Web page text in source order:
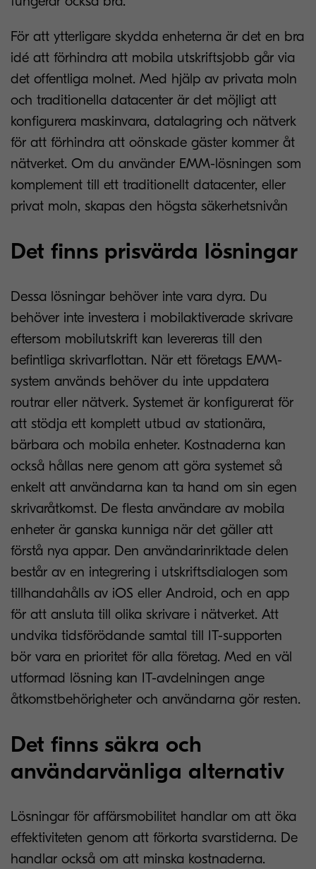
För att ytterligare skydda enheterna är det en bra
idé att förhindra att mobila utskriftsjobb går via
det offentliga molnet. Med hjälp av privata moln
och traditionella datacenter är det möjligt att
konfigurera maskinvara, datalagring och nätverk
för att förhindra att oönskade gäster kommer åt
nätverket. Om du använder EMM-lösningen som
komplement till ett traditionellt datacenter, eller
privat moln, skapas den högsta säkerhetsnivån
Det finns prisvärda lösningar
Dessa lösningar behöver inte vara dyra. Du
behöver inte investera i mobilaktiverade skrivare
eftersom mobilutskrift kan levereras till den
befintliga skrivarflottan. När ett företags EMM-
system används behöver du inte uppdatera
routrar eller nätverk. Systemet är konfigurerat för
att stödja ett komplett utbud av stationära,
bärbara och mobila enheter. Kostnaderna kan
också hållas nere genom att göra systemet så
enkelt att användarna kan ta hand om sin egen
skrivaråtkomst. De flesta användare av mobila
enheter är ganska kunniga när det gäller att
förstå nya appar. Den användarinriktade delen
består av en integrering i utskriftsdialogen som
tillhandahålls av iOS eller Android, och en app
för att ansluta till olika skrivare i nätverket. Att
undvika tidsförödande samtal till IT-supporten
bör vara en prioritet för alla företag. Med en väl
utformad lösning kan IT-avdelningen ange
åtkomstbehörigheter och användarna gör resten.
Det finns säkra och
användarvänliga alternativ
Lösningar för affärsmobilitet handlar om att öka
effektiviteten genom att förkorta svarstiderna. De
handlar också om att minska kostnaderna.